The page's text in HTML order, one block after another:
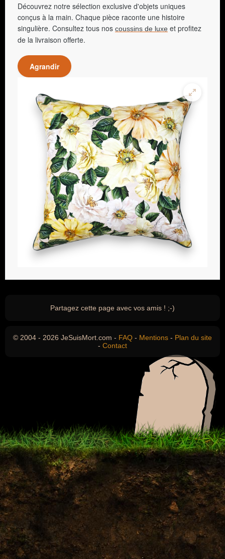
Découvrez notre sélection exclusive d'objets uniques
conçus à la main. Chaque pièce raconte une histoire
singulière. Consultez tous nos coussins de luxe et profitez
de la livraison offerte.
Agrandir
Partagez cette page avec vos amis ! ;-)
© 2004 - 2026 JeSuisMort.com - FAQ - Mentions - Plan du site
- Contact